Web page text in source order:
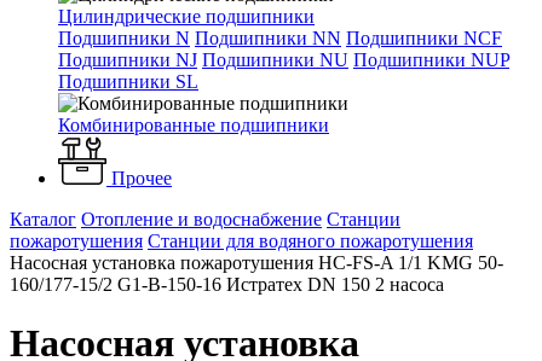
Цилиндрические подшипники
Подшипники N Подшипники NN Подшипники NCF
Подшипники NJ Подшипники NU Подшипники NUP
Подшипники SL
Комбинированные подшипники
Прочее
Каталог Отопление и водоснабжение Станции
пожаротушения Станции для водяного пожаротушения
Насосная установка пожаротушения HC-FS-A 1/1 KMG 50-
160/177-15/2 G1-B-150-16 Истратех DN 150 2 насоса
Насосная установка